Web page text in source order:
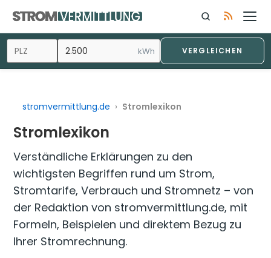
Inhalt
springen
kWh VERGLEICHEN
stromvermittlung.de › Stromlexikon
Stromlexikon
Verständliche Erklärungen zu den
wichtigsten Begriffen rund um Strom,
Stromtarife, Verbrauch und Stromnetz – von
der Redaktion von stromvermittlung.de, mit
Formeln, Beispielen und direktem Bezug zu
Ihrer Stromrechnung.